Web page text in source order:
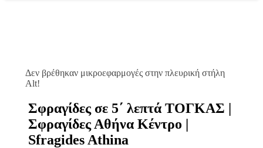
Δεν βρέθηκαν μικροεφαρμογές στην πλευρική στήλη
Alt!
Σφραγίδες σε 5΄ λεπτά ΤΟΓΚΑΣ |
Σφραγίδες Αθήνα Κέντρο |
Sfragides Athina